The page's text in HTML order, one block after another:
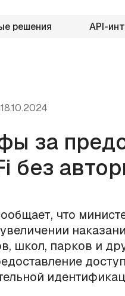
решения API-
18.10.2024
за
без
что
школ, парков и